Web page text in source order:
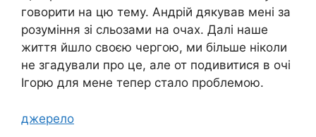
говорити на цю тему. Андрій дякував мені за
розуміння зі сльозами на очах. Далі наше
життя йшло своєю чергою, ми більше ніколи
не згадували про це, але от подивитися в очі
Ігорю для мене тепер стало проблемою.
джерело